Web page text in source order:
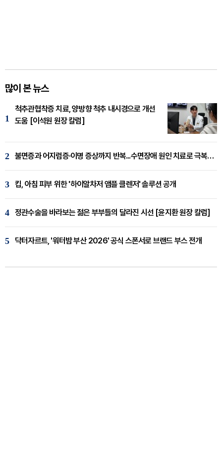
많이 본 뉴스
1
척추관협착증 치료, 양방향 척추 내시경으로 개선
도움 [이석원 원장 칼럼]
2 불면증과 어지럼증·이명 증상까지 반복...수면장애 원인 치료로 극복해야
3 킵, 아침 피부 위한 '하이알차저 앰플 클렌저' 솔루션 공개
4 정관수술을 바라보는 젊은 부부들의 달라진 시선 [윤지환 원장 칼럼]
5 닥터자르트, '워터밤 부산 2026' 공식 스폰서로 브랜드 부스 전개